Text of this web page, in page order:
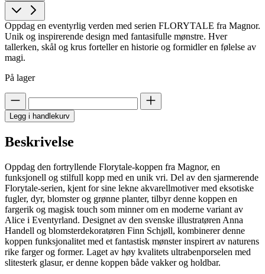
Oppdag en eventyrlig verden med serien FLORYTALE fra Magnor.
Unik og inspirerende design med fantasifulle mønstre. Hver
tallerken, skål og krus forteller en historie og formidler en følelse av
magi.
På lager
Legg i handlekurv
Beskrivelse
Oppdag den fortryllende Florytale-koppen fra Magnor, en
funksjonell og stilfull kopp med en unik vri. Del av den sjarmerende
Florytale-serien, kjent for sine lekne akvarellmotiver med eksotiske
fugler, dyr, blomster og grønne planter, tilbyr denne koppen en
fargerik og magisk touch som minner om en moderne variant av
Alice i Eventyrland. Designet av den svenske illustratøren Anna
Handell og blomsterdekoratøren Finn Schjøll, kombinerer denne
koppen funksjonalitet med et fantastisk mønster inspirert av naturens
rike farger og former. Laget av høy kvalitets ultrabenporselen med
slitesterk glasur, er denne koppen både vakker og holdbar.